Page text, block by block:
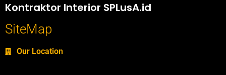
Kontraktor Interior SPLusA.id
SiteMap
Our Location